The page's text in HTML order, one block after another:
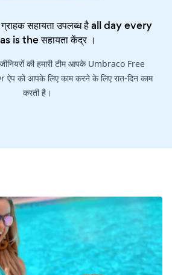
सहायता उपलब्ध है all day every
is theसहायता केंद्र।
की हमारी टीम आपके Umbraco Free
को आपके लिए काम करने के लिए रात-दिन काम
करती है।